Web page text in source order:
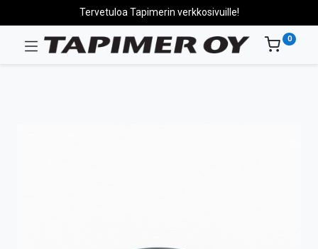
Tervetuloa Tapimerin verkkosivuille!
0